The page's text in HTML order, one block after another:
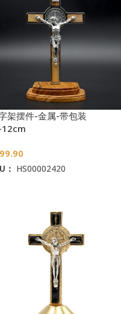
架摆件-金属-带包装
： HS00002420